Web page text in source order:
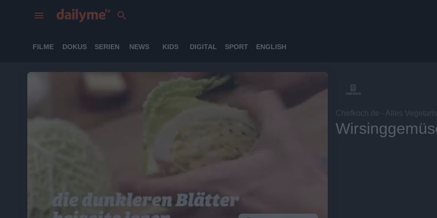
FILME DOKUS SERIEN NEWS KIDS DIGITAL SPORT ENGLISH
Chefkoch.de - Alles